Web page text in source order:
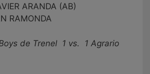
ARANDA (AB)
RAMONDA
de Trenel 1 vs. 1 Agrario